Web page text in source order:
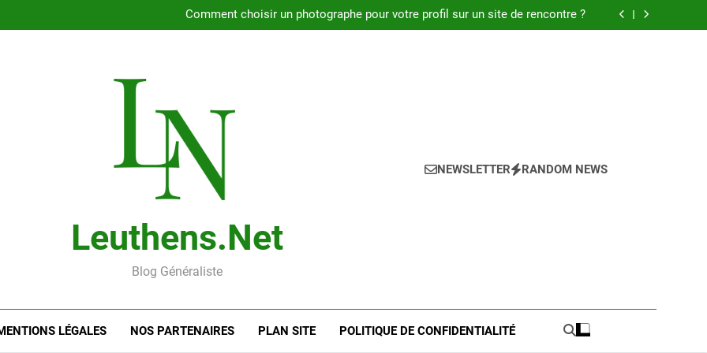
Comment choisir un photographe pour votre profil sur un site de rencontre ?
Guide pratique pour l’achat de LMNP d’occasion
Leuthens.net
Blog Généraliste
NEWSLETTER RANDOM NEWS
LÉGALES NOS PARTENAIRES PLAN SITE POLITIQUE DE CONFIDENTIALITÉ